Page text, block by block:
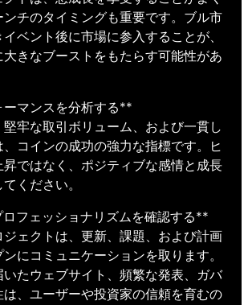
チのタイミングも重要です。ブル市
ベント後に市場に参入することが、
きなブーストをもたらす可能性があ
マンスを分析する**
牢な取引ボリューム、および一貫し
コインの成功の強力な指標です。ヒ
ではなく、ポジティブな感情と成長
ください。
フェッショナリズムを確認する**
ェクトは、更新、課題、および計画
にコミュニケーションを取ります。
たウェブサイト、頻繁な発表、ガバ
、ユーザーや投資家の信頼を育むの